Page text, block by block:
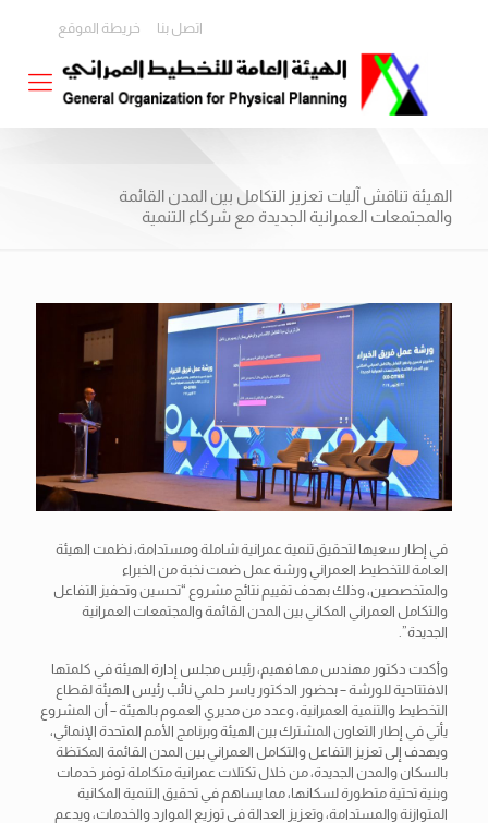
اتصل بنا خريطة الموقع
الهيئة تناقش آليات تعزيز التكامل بين المدن القائمة
والمجتمعات العمرانية الجديدة مع شركاء التنمية
في إطار سعيها لتحقيق تنمية عمرانية شاملة ومستدامة، نظمت الهيئة
العامة للتخطيط العمراني ورشة عمل ضمت نخبة من الخبراء
والمتخصصين، وذلك بهدف تقييم نتائج مشروع “تحسين وتحفيز التفاعل
والتكامل العمراني المكاني بين المدن القائمة والمجتمعات العمرانية
الجديدة”.
وأكدت دكتور مهندس مها فهيم، رئيس مجلس إدارة الهيئة في كلمتها
الافتتاحية للورشة – بحضور الدكتور ياسر حلمي نائب رئيس الهيئة لقطاع
التخطيط والتنمية العمرانية، وعدد من مديري العموم بالهيئة – أن المشروع
يأتي في إطار التعاون المشترك بين الهيئة وبرنامج الأمم المتحدة الإنمائي،
ويهدف إلى تعزيز التفاعل والتكامل العمراني بين المدن القائمة المكتظة
بالسكان والمدن الجديدة، من خلال تكتلات عمرانية متكاملة توفر خدمات
وبنية تحتية متطورة لسكانها، مما يساهم في تحقيق التنمية المكانية
المتوازنة والمستدامة، وتعزيز العدالة في توزيع الموارد والخدمات، ويدعم